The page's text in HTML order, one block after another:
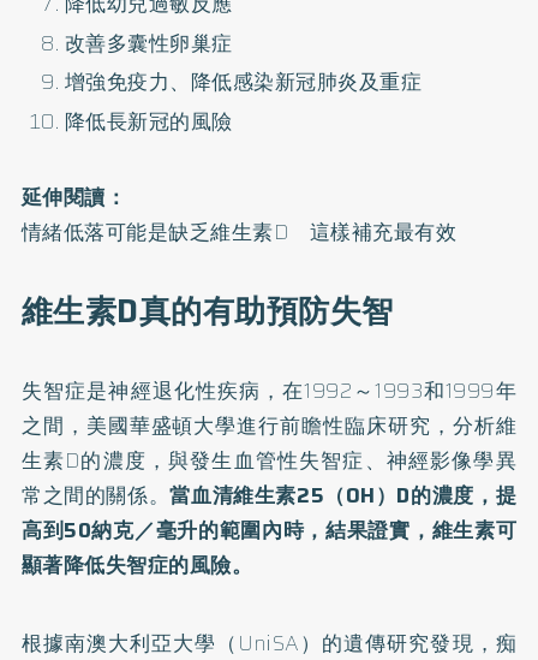
改善多囊性卵巢症
增強免疫力、降低感染新冠肺炎及重症
降低長新冠的風險
延伸閱讀：
情緒低落可能是缺乏維生素D 這樣補充最有效
維生素D真的有助預防失智
失智症是神經退化性疾病，在1992～1993和1999年
之間，美國華盛頓大學進行前瞻性臨床研究，分析維
生素D的濃度，與發生血管性失智症、神經影像學異
常之間的關係。當血清維生素25（OH）D的濃度，提
高到50納克／毫升的範圍內時，結果證實，維生素可
顯著降低失智症的風險。
根據南澳大利亞大學（UniSA）的遺傳研究發現，痴